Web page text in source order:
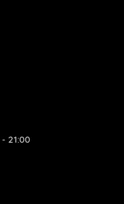
21:00